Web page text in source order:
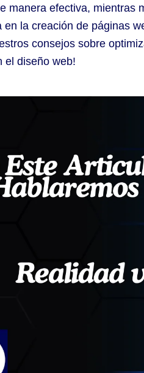
manera efectiva, mientras
en la creación de páginas
consejos sobre
el diseño web!